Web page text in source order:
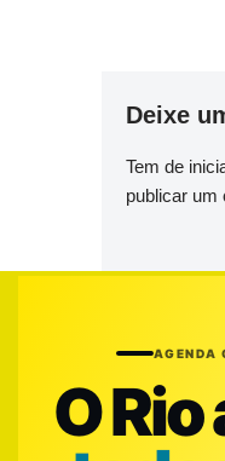
Deixe
Tem de
publicar um
AGENDA
O